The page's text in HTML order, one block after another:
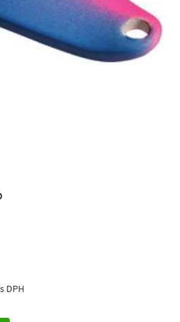
s DPH